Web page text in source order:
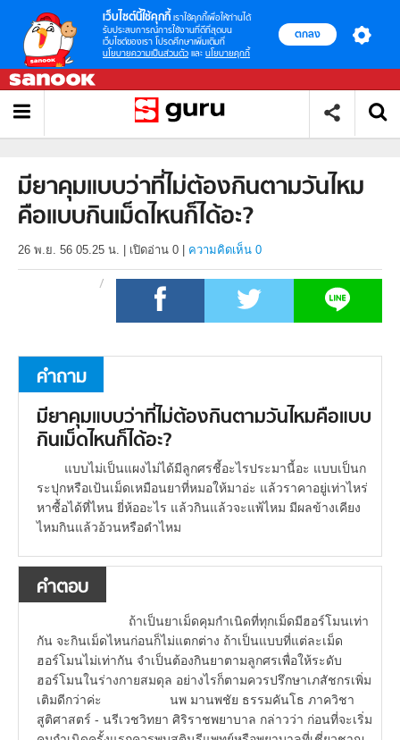
เว็บไซต์นี้ใช้คุกกี้ เราใช้คุกกี้เพื่อให้ท่านได้
รับประสบการณ์การใช้งานที่ดีที่สุดบน
เว็บไซต์ของเรา โปรดศึกษาเพิ่มเติมที่
นโยบายความเป็นส่วนตัว และ นโยบายคุกกี้
ตกลง
มียาคุมแบบว่าที่ไม่ต้องกินตามวันไหม
คือแบบกินเม็ดไหนก็ได้อะ?
26 พ.ย. 56 05.25 น. เปิดอ่าน 0 ความคิดเห็น 0
คำถาม
มียาคุมแบบว่าที่ไม่ต้องกินตามวันไหมคือแบบ
กินเม็ดไหนก็ได้อะ?
แบบไม่เป็นแผงไม่ได้มีลูกศรชี้อะไรประมานี้อะ แบบเป็นก
ระปุกหรือเป้นเม็ดเหมือนยาที่หมอให้มาอ่ะ แล้วราคาอยู่เท่าไหร่
หาซื้อได้ที่ไหน ยี่ห้ออะไร แล้วกินแล้วจะแพ้ไหม มีผลข้างเคียง
ไหมกินแล้วอ้วนหรือดำไหม
คำตอบ
ถ้าเป็นยาเม็ดคุมกำเนิดที่ทุกเม็ดมีฮอร์โมนเท่า
กัน จะกินเม็ดไหนก่อนก็ไม่แตกต่าง ถ้าเป็นแบบที่แต่ละเม็ด
ฮอร์โมนไม่เท่ากัน จำเป็นต้องกินยาตามลูกศรเพื่อให้ระดับ
ฮอร์โมนในร่างกายสมดุล อย่างไรก็ตามควรปรึกษาเภสัชกรเพิ่ม
เติมดีกว่าค่ะ นพ มานพชัย ธรรมคันโธ ภาควิชา
สูติศาสตร์ - นรีเวชวิทยา ศิริราชพยาบาล กล่าวว่า ก่อนที่จะเริ่ม